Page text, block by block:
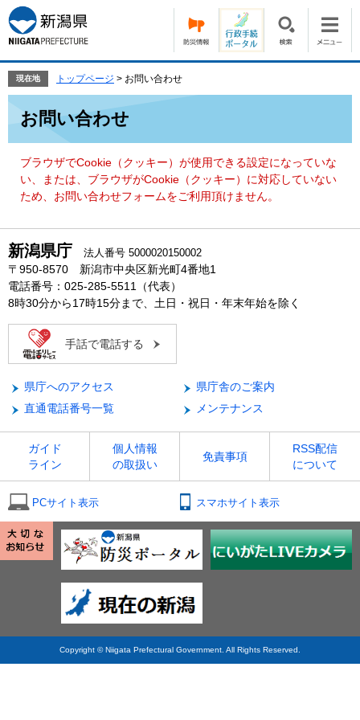
ー
ジ
の
頭
す。
ニ
ュ
ー
飛
て
現在地 トップページ > お問い合わせ
お問い合わせ
ブラウザでCookie（クッキー）が使用できる設定になっていな
い、または、ブラウザがCookie（クッキー）に対応していない
ため、お問い合わせフォームをご利用頂けません。
新潟県庁 法人番号 5000020150002
〒950-8570 新潟市中央区新光町4番地1
電話番号：025-285-5511（代表）
8時30分から17時15分まで、土日・祝日・年末年始を除く
手話で電話する
県庁へのアクセス
県庁舎のご案内
直通電話番号一覧
メンテナンス
ガイド
ライン
個人情報
の取扱い
免責事項
RSS配信
について
PCサイト表示 スマホサイト表示
Copyright © Niigata Prefectural Government. All Rights Reserved.